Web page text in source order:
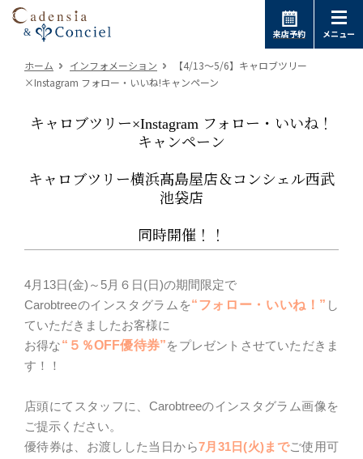
来店予約 メニュー
ホーム インフォメーション
【4/13～5/6】キャロブツリー
×Instagram フォロー・いいね!キャンペーン
キャロブツリー×Instagram フォロー・いいね！
キャンペーン
キャロブツリー横浜髙島屋店＆コンシェル西武
池袋店
同時開催！！
4月13日(金)～5月６日(日)の期間限定で
Carobtreeのインスタグラムを“フォロー・いいね！” し
ていただきましたお客様に
お得な“５％OFF優待券”をプレゼントさせていただきま
す！！
店頭にてスタッフに、Carobtreeのインスタグラム画像を
ご提示ください。
優待券は、お渡しした当日から7月31日(火)までご使用可